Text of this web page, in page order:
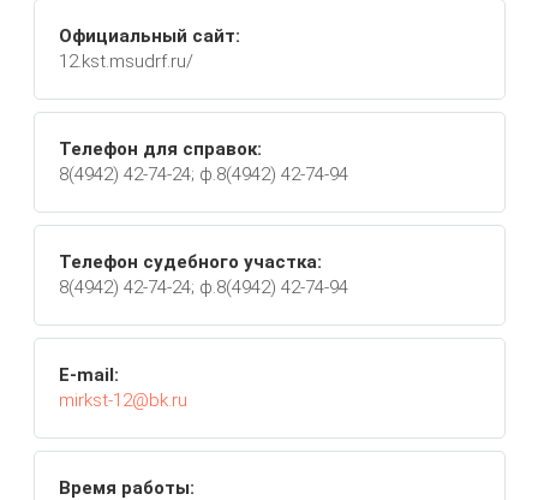
Официальный сайт:
12.kst.msudrf.ru/
Телефон для справок:
8(4942) 42-74-24; ф.8(4942) 42-74-94
Телефон судебного участка:
8(4942) 42-74-24; ф.8(4942) 42-74-94
E-mail:
mirkst-12@bk.ru
Время работы: